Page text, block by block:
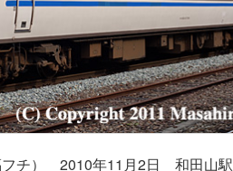
フチ） 2010年11月2日 和田山駅